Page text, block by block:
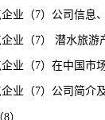
7）公司信息、总
7） 潜水旅游产
7）在中国市场潜
7）公司简介及
）